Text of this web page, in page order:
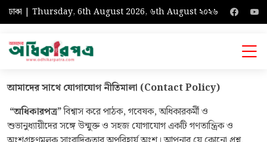
ঢাকা | Thursday, 6th August 2026, ৬th August ২০২৬
আমাদের সাথে যোগাযোগ নীতিমালা (Contact Policy)
“অধিকারপত্র”বিশ্বাস করে পাঠক, গবেষক, অধিকারকর্মী ও
শুভানুধ্যায়ীদের সঙ্গে উন্মুক্ত ও সহজ যোগাযোগ একটি গণতান্ত্রিক ও